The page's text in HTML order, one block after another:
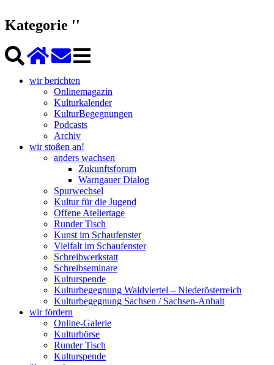
Kategorie ''
wir berichten
Onlinemagazin
Kulturkalender
KulturBegegnungen
Podcasts
Archiv
wir stoßen an!
anders wachsen
Zukunftsforum
Warngauer Dialog
Spurwechsel
Kultur für die Jugend
Offene Ateliertage
Runder Tisch
Kunst im Schaufenster
Vielfalt im Schaufenster
Schreibwerkstatt
Schreibseminare
Kulturspende
Kulturbegegnung Waldviertel – Niederösterreich
Kulturbegegnung Sachsen / Sachsen-Anhalt
wir fördern
Online-Galerie
Kulturbörse
Runder Tisch
Kulturspende